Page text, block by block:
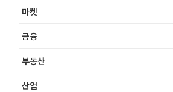
마켓
금융
부동산
산업